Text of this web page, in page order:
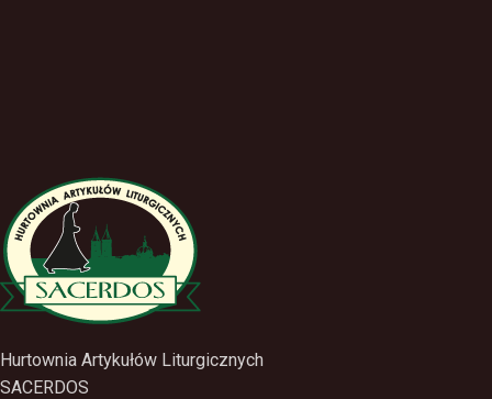
Hurtownia Artykułów Liturgicznych
SACERDOS